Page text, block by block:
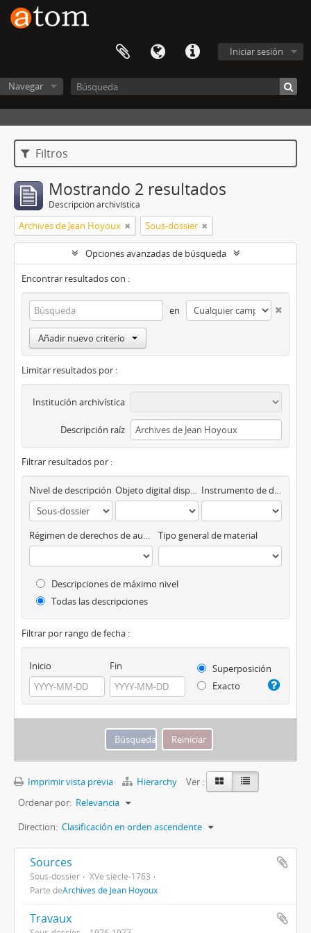
Iniciar sesión
Navegar
Filtros
Mostrando 2 resultados
Descripción archivística
Archives de Jean Hoyoux Sous-dossier
Opciones avanzadas de búsqueda
Encontrar resultados con :
en
Añadir nuevo criterio
Limitar resultados por :
Institución archivística
Descripción raíz
Filtrar resultados por :
Nivel de descripción Objeto digital disponibles Instrumento de descripción
Régimen de derechos de autor Tipo general de material
Descripciones de máximo nivel
Todas las descripciones
Filtrar por rango de fecha :
Inicio Fin
Superposición
Exacto
Imprimir vista previa Hierarchy
Ver :
Ordenar por: Relevancia
Direction: Clasificación en orden ascendente
Sources
Sous-dossier
XVe siècle-1763
Parte deArchives de Jean Hoyoux
Travaux